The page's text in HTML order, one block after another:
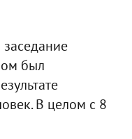
был
В целом с 8